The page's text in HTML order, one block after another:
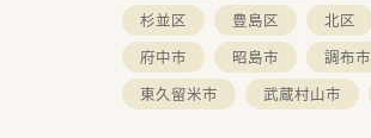
杉並区
豊島区 北区
府中市
昭島市 調布市
東久留米市
武蔵村山市